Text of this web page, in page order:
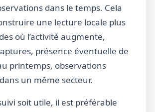
dans le temps. Cela
une lecture locale plus
où l’activité augmente,
présence éventuelle de
printemps, observations
un même secteur.
soit utile, il est préférable